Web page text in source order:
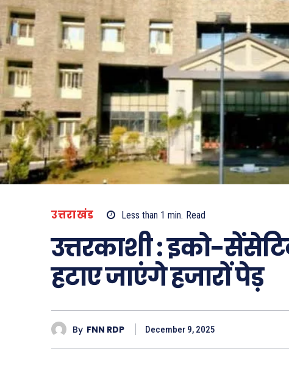
उत्तराखंड Less than 1 min. Read
उत्तरकाशी : इको-
हटाए जाएंगे हजारों पेड़
By FNN RDP December 9, 2025